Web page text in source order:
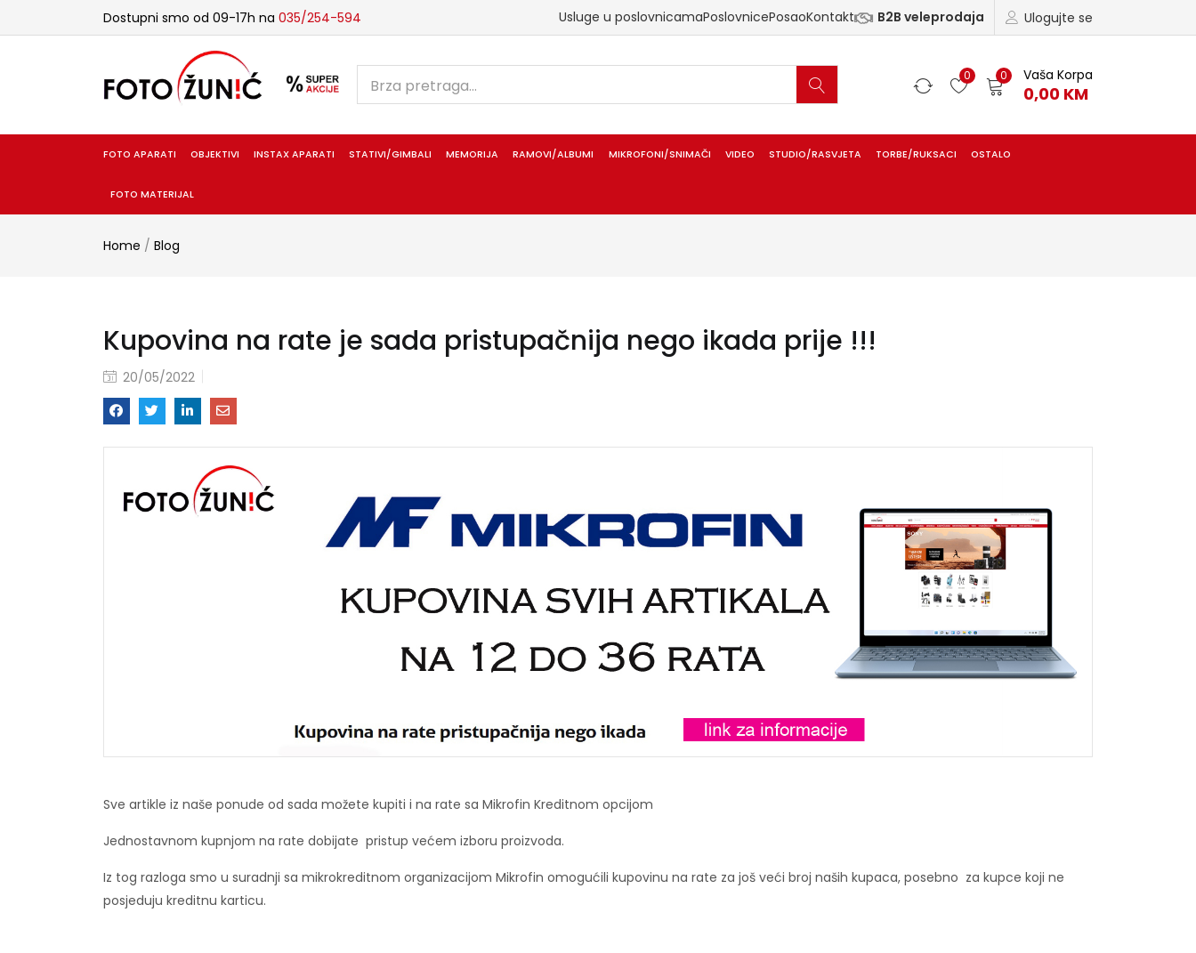
Dostupni smo od 09-17h na 035/254-594 Ulogujte se
Usluge u poslovnicamaPoslovnicePosaoKontakt B2B veleprodaja
0 0 Vaša Korpa
0,00 KM
FOTO APARATI OBJEKTIVI INSTAX APARATI STATIVI/GIMBALI MEMORIJA RAMOVI/ALBUMI MIKROFONI/SNIMAČI VIDEO STUDIO/RASVJETA TORBE/RUKSACI OSTALO
FOTO MATERIJAL
Home / Blog
Kupovina na rate je sada pristupačnija nego ikada prije !!!
20/05/2022
Sve artikle iz naše ponude od sada možete kupiti i na rate sa Mikrofin Kreditnom opcijom
Jednostavnom kupnjom na rate dobijate pristup većem izboru proizvoda.
Iz tog razloga smo u suradnji sa mikrokreditnom organizacijom Mikrofin omogućili kupovinu na rate za još veći broj naših kupaca, posebno za kupce koji ne
posjeduju kreditnu karticu.